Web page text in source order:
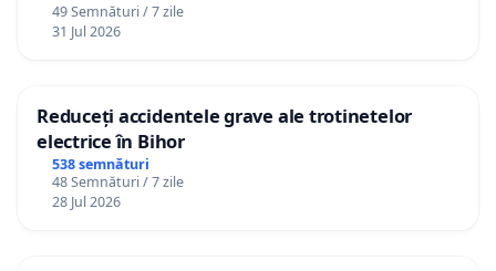
12 ani
49 Semnături / 7 zile
31 Jul 2026
Reduceți accidentele grave ale trotinetelor
electrice în Bihor
538 semnături
48 Semnături / 7 zile
28 Jul 2026